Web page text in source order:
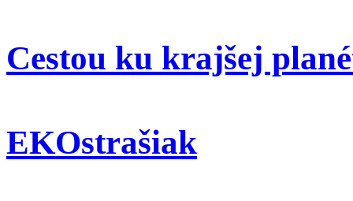
Cestou ku krajšej
EKOstrašiak